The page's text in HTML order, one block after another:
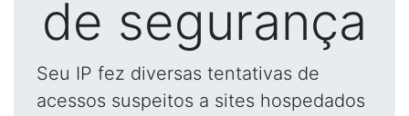
de segurança
Seu IP fez diversas tentativas de
acessos suspeitos a sites hospedados